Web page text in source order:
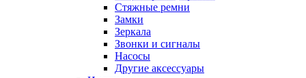
Стяжные ремни
Замки
Зеркала
Звонки и сигналы
Насосы
Другие аксессуары